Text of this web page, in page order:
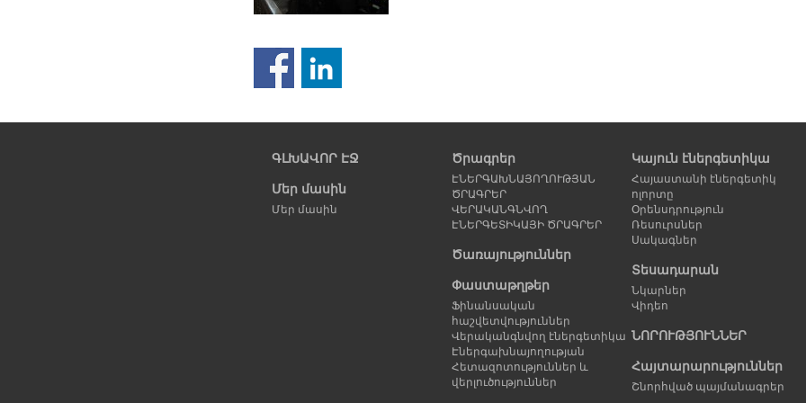
Նախորդ
ԳԼԽԱՎՈՐ ԷՋ
Մեր մասին
Մեր մասին
Ծրագրեր
ԷՆԵՐԳԱԽՆԱՅՈՂՈՒԹՅԱՆ
ԾՐԱԳՐԵՐ
ՎԵՐԱԿԱՆԳՆՎՈՂ
ԷՆԵՐԳԵՏԻԿԱՅԻ ԾՐԱԳՐԵՐ
Ծառայություններ
Փաստաթղթեր
Ֆինանսական
հաշվետվություններ
Վերականգնվող էներգետիկա
Էներգախնայողության
Հետազոտություններ և
վերլուծություններ
Կայուն էներգետիկա
Հայաստանի էներգետիկ
ոլորտը
Օրենսդրություն
Ռեսուրսներ
Սակագներ
Տեսադարան
Նկարներ
Վիդեո
ՆՈՐՈՒԹՅՈՒՆՆԵՐ
Հայտարարություններ
Շնորհված պայմանագրեր